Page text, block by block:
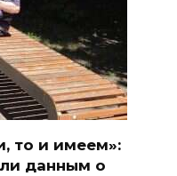
то и имеем»:
данным о